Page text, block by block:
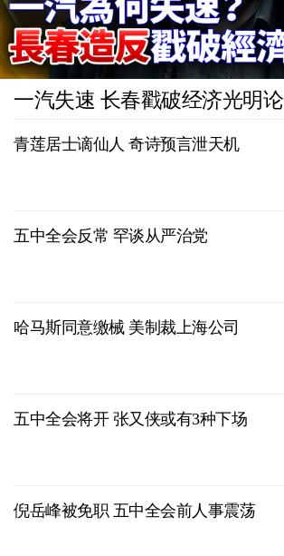
一汽失速 长春戳破经济光明论
青莲居士谪仙人 奇诗预言泄天机
五中全会反常 罕谈从严治党
哈马斯同意缴械 美制裁上海公司
五中全会将开 张又侠或有3种下场
倪岳峰被免职 五中全会前人事震荡